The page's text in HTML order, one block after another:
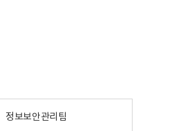
정보보안관리팀